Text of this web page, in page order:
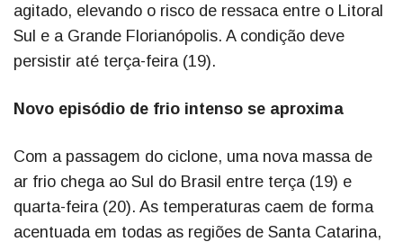
agitado, elevando o risco de ressaca entre o Litoral
Sul e a Grande Florianópolis. A condição deve
persistir até terça-feira (19).
Novo episódio de frio intenso se aproxima
Com a passagem do ciclone, uma nova massa de
ar frio chega ao Sul do Brasil entre terça (19) e
quarta-feira (20). As temperaturas caem de forma
acentuada em todas as regiões de Santa Catarina,